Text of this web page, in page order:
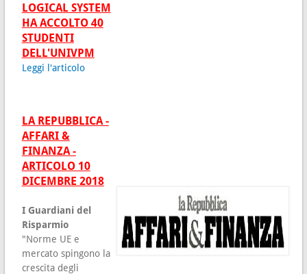
LOGICAL SYSTEM
HA ACCOLTO 40
STUDENTI
DELL'UNIVPM
Leggi l'articolo
LA REPUBBLICA -
AFFARI &
FINANZA -
ARTICOLO 10
DICEMBRE 2018
I Guardiani del
Risparmio
"Norme UE e
mercato spingono la
crescita degli